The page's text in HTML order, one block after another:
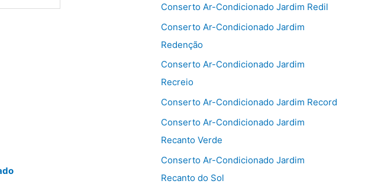
Conserto Ar-Condicionado Jardim Redil
Conserto Ar-Condicionado Jardim
Redenção
Conserto Ar-Condicionado Jardim
Recreio
Conserto Ar-Condicionado Jardim Record
Conserto Ar-Condicionado Jardim
Recanto Verde
Conserto Ar-Condicionado Jardim
Recanto do Sol